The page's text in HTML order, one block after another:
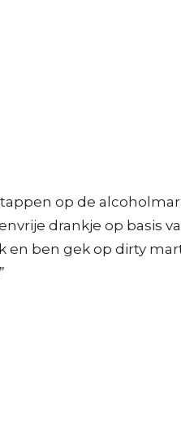
op de
drankje op basis
ben gek op dirty